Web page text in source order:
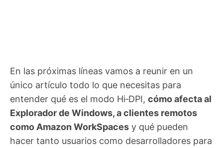
En las próximas líneas vamos a reunir en un
único artículo todo lo que necesitas para
entender qué es el modo Hi‑DPI, cómo afecta al
Explorador de Windows, a clientes remotos
como Amazon WorkSpaces y qué pueden
hacer tanto usuarios como desarrolladores para